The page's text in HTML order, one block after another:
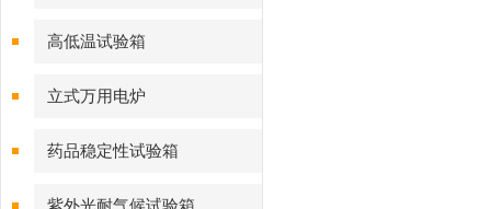
高低温试验箱
立式万用电炉
药品稳定性试验箱